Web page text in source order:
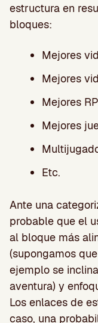
estructura en
bloques:
Mejores
Mejores
Mejores
Mejores
Etc.
Ante una
probable que el
al bloque más
(supongamos
ejemplo se
aventura) y
Los enlaces de
caso, una